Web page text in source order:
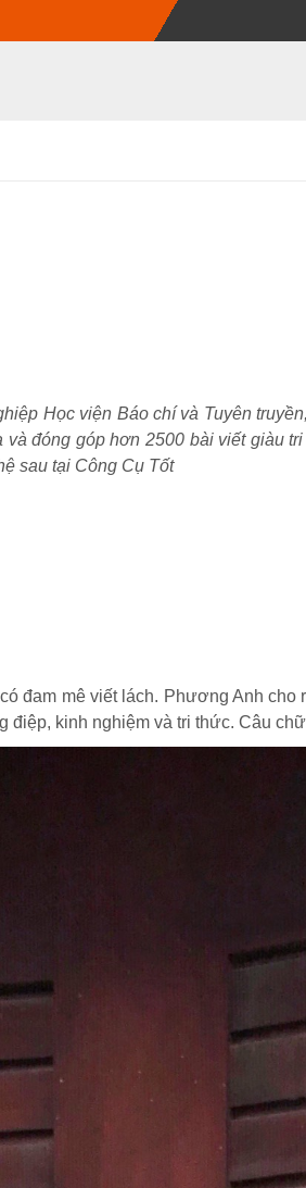
Học viện Báo chí và Tuyên
đóng góp hơn 2500 bài viết giàu
sau tại Công Cụ Tốt
đam mê viết lách. Phương Anh
kinh nghiệm và tri thức. Câu